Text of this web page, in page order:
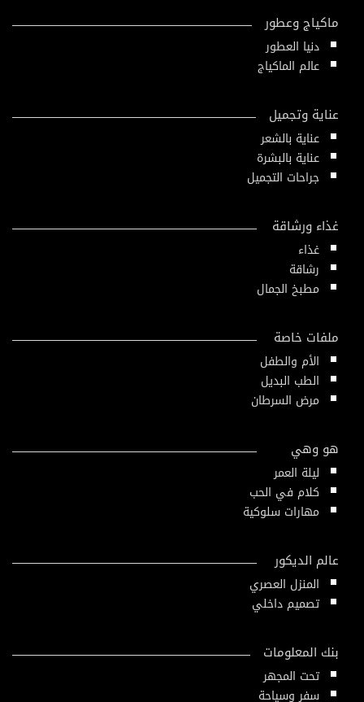
ماكياج وعطور
دنيا العطور
عالم الماكياج
عناية وتجميل
عناية بالشعر
عناية بالبشرة
جراحات التجميل
غذاء ورشاقة
غذاء
رشاقة
مطبخ الجمال
ملفات خاصة
الأم والطفل
الطب البديل
مرض السرطان
هو وهي
ليلة العمر
كلام في الحب
مهارات سلوكية
عالم الديكور
المنزل العصري
تصميم داخلي
بنك المعلومات
تحت المجهر
سفر وسياحة